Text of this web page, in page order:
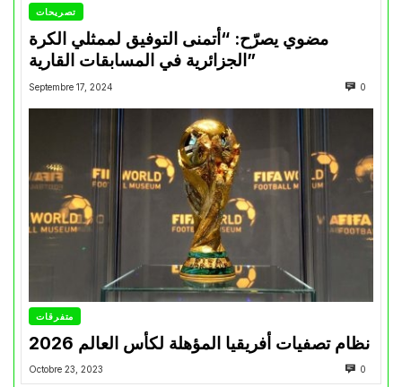
تصريحات
مضوي يصرّح: “أتمنى التوفيق لممثلي الكرة
الجزائرية في المسابقات القارية”
Septembre 17, 2024 0
متفرقات
نظام تصفيات أفريقيا المؤهلة لكأس العالم 2026
Octobre 23, 2023 0